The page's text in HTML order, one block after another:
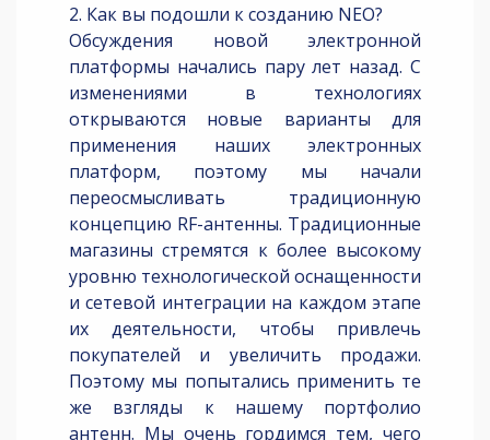
2. Как вы подошли к созданию NEO?
Обсуждения новой электронной
платформы начались пару лет назад. С
изменениями в технологиях
открываются новые варианты для
применения наших электронных
платформ, поэтому мы начали
переосмысливать традиционную
концепцию RF-антенны. Традиционные
магазины стремятся к более высокому
уровню технологической оснащенности
и сетевой интеграции на каждом этапе
их деятельности, чтобы привлечь
покупателей и увеличить продажи.
Поэтому мы попытались применить те
же взгляды к нашему портфолио
антенн. Мы очень гордимся тем, чего